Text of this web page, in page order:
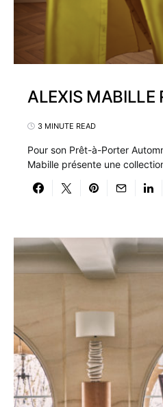
ALEXIS MABILLE
3 MINUTE READ
Pour son Prêt-à-Porter
Mabille présente une